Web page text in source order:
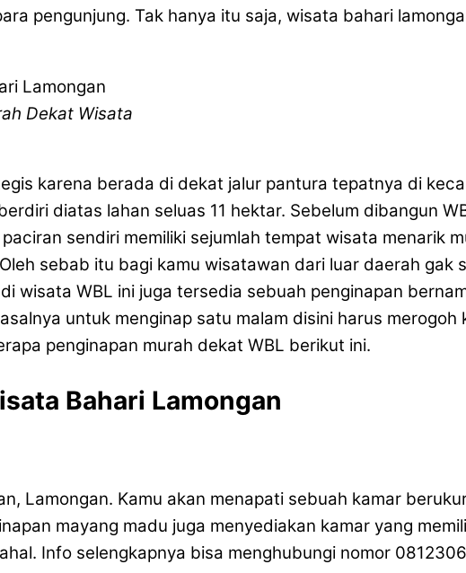
pengunjung. Tak hanya itu saja, wisata bahari
Dekat Wisata
karena berada di dekat jalur pantura tepatnya di
diatas lahan seluas 11 hektar. Sebelum dibangun
sendiri memiliki sejumlah tempat wisata menarik
sebab itu bagi kamu wisatawan dari luar daerah
wisata WBL ini juga tersedia sebuah penginapan
untuk menginap satu malam disini harus
penginapan murah dekat WBL berikut ini.
Bahari Lamongan
Lamongan. Kamu akan menapati sebuah kamar
mayang madu juga menyediakan kamar yang
Info selengkapnya bisa menghubungi nomor